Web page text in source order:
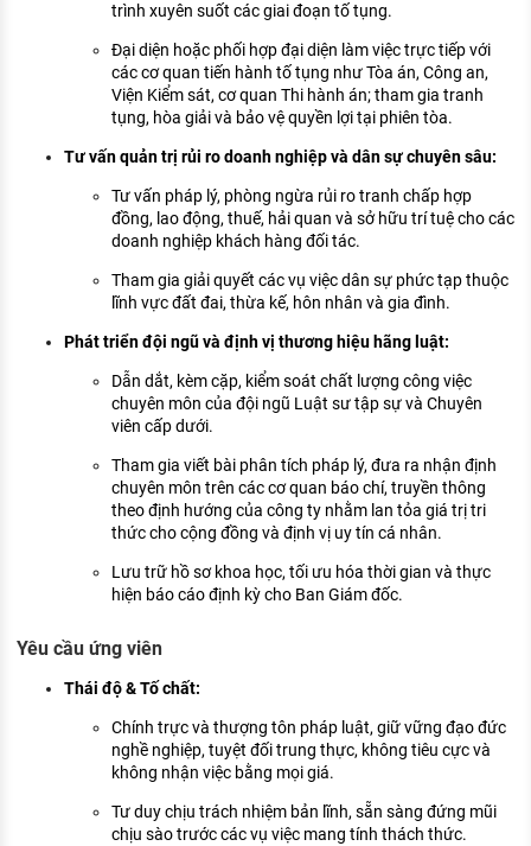
trình xuyên suốt các giai đoạn tố tụng.
Đại diện hoặc phối hợp đại diện làm việc trực tiếp với
các cơ quan tiến hành tố tụng như Tòa án, Công an,
Viện Kiểm sát, cơ quan Thi hành án; tham gia tranh
tụng, hòa giải và bảo vệ quyền lợi tại phiên tòa.
Tư vấn quản trị rủi ro doanh nghiệp và dân sự chuyên sâu:
Tư vấn pháp lý, phòng ngừa rủi ro tranh chấp hợp
đồng, lao động, thuế, hải quan và sở hữu trí tuệ cho các
doanh nghiệp khách hàng đối tác.
Tham gia giải quyết các vụ việc dân sự phức tạp thuộc
lĩnh vực đất đai, thừa kế, hôn nhân và gia đình.
Phát triển đội ngũ và định vị thương hiệu hãng luật:
Dẫn dắt, kèm cặp, kiểm soát chất lượng công việc
chuyên môn của đội ngũ Luật sư tập sự và Chuyên
viên cấp dưới.
Tham gia viết bài phân tích pháp lý, đưa ra nhận định
chuyên môn trên các cơ quan báo chí, truyền thông
theo định hướng của công ty nhằm lan tỏa giá trị tri
thức cho cộng đồng và định vị uy tín cá nhân.
Lưu trữ hồ sơ khoa học, tối ưu hóa thời gian và thực
hiện báo cáo định kỳ cho Ban Giám đốc.
Yêu cầu ứng viên
Thái độ & Tố chất:
Chính trực và thượng tôn pháp luật, giữ vững đạo đức
nghề nghiệp, tuyệt đối trung thực, không tiêu cực và
không nhận việc bằng mọi giá.
Tư duy chịu trách nhiệm bản lĩnh, sẵn sàng đứng mũi
chịu sào trước các vụ việc mang tính thách thức.